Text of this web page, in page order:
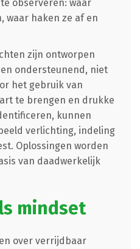
observeren: waar
waar haken ze af en
zijn ontworpen
ondersteunend, niet
het gebruik van
te brengen en drukke
kunnen
verlichting, indeling
Oplossingen worden
van daadwerkelijk
mindset
over verrijdbaar